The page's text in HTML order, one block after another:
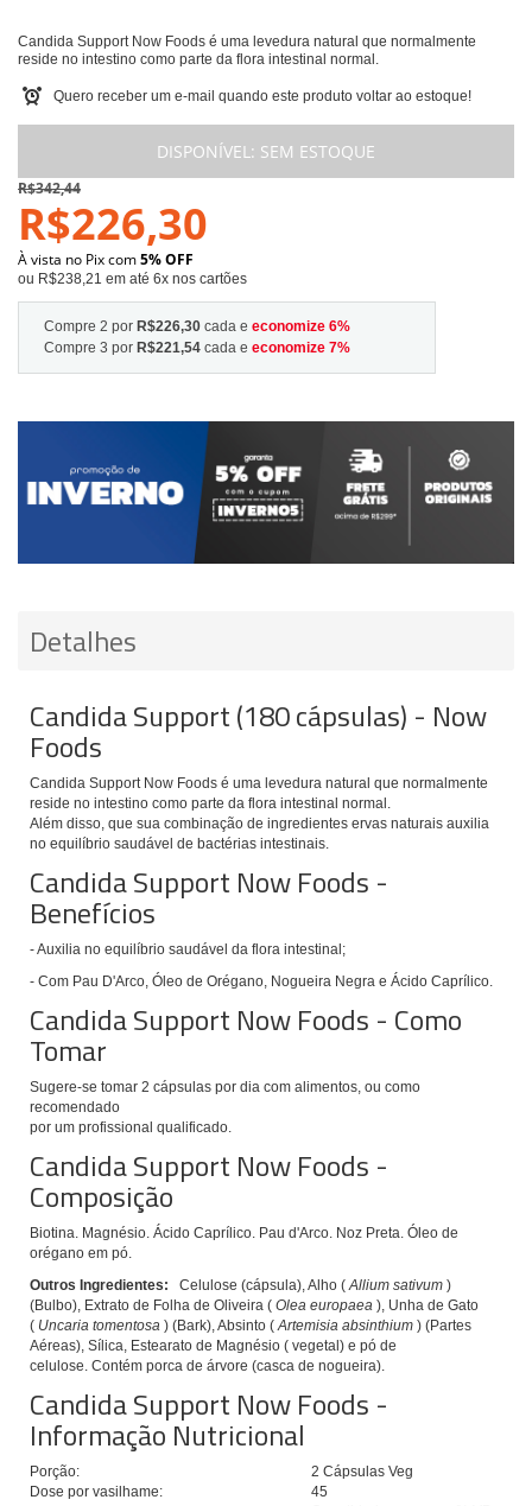
Candida Support Now Foods é uma levedura natural que normalmente
reside no intestino como parte da flora intestinal normal.
Quero receber um e-mail quando este produto voltar ao estoque!
DISPONÍVEL: SEM ESTOQUE
R$342,44
R$226,30
À vista no Pix com5% OFF
ou R$238,21 em até 6x nos cartões
Compre 2 por R$226,30 cada e economize 6%
Compre 3 por R$221,54 cada e economize 7%
Detalhes
Candida Support (180 cápsulas) - Now
Foods
Candida Support Now Foods é uma levedura natural que normalmente
reside no intestino como parte da flora intestinal normal.
Além disso, que sua combinação de ingredientes ervas naturais auxilia
no equilíbrio saudável de bactérias intestinais.
Candida Support Now Foods -
Benefícios
- Auxilia no equilíbrio saudável da flora intestinal;
- Com Pau D'Arco, Óleo de Orégano, Nogueira Negra e Ácido Caprílico.
Candida Support Now Foods - Como
Tomar
Sugere-se tomar 2 cápsulas por dia com alimentos, ou como
recomendado
por um profissional qualificado.
Candida Support Now Foods -
Composição
Biotina. Magnésio. Ácido Caprílico. Pau d'Arco. Noz Preta. Óleo de
orégano em pó.
Outros Ingredientes:
Celulose (cápsula), Alho (Allium sativum )
(Bulbo), Extrato de Folha de Oliveira ( Olea europaea ), Unha de Gato
( Uncaria tomentosa ) (Bark), Absinto (Artemisia absinthium ) (Partes
Aéreas), Sílica, Estearato de Magnésio ( vegetal) e pó de
celulose. Contém porca de árvore (casca de nogueira).
Candida Support Now Foods -
Informação Nutricional
Porção:
2 Cápsulas Veg
Dose por vasilhame:
45